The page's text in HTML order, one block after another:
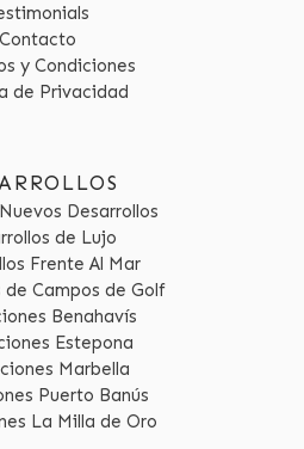
Contacto
y Condiciones
de Privacidad
Desarrollos
de Lujo
Frente Al Mar
de Campos de Golf
Benahavís
Estepona
Marbella
Puerto Banús
La Milla de Oro